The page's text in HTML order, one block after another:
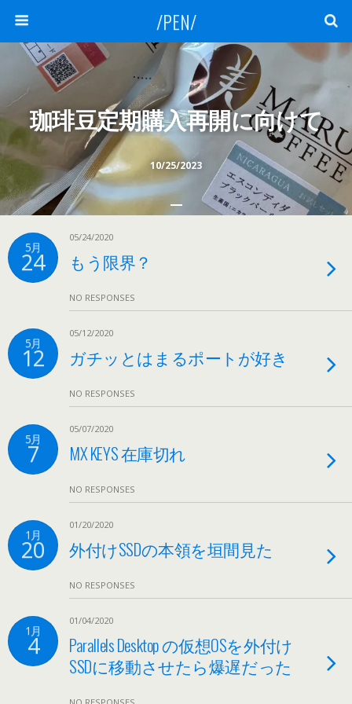
/PEN/
10/25/2023
珈琲豆定期購入再開に向けて
5月
24
05/24/2020
もう限界？
NO RESPONSES
5月
12
05/12/2020
ガチッとはまるポートが好き
NO RESPONSES
5月
7
05/07/2020
MX KEYS 在庫切れ
NO RESPONSES
1月
20
01/20/2020
外付けSSDの本領を垣間見た
NO RESPONSES
1月
4
01/04/2020
Parallels Desktop の仮想OSを外付け
SSDに移動させたら爆遅だった